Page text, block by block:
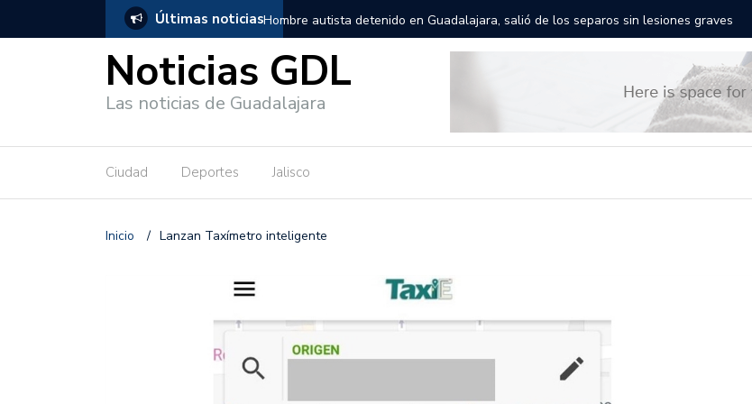
Últimas noticias
salió de los separos sin lesiones graves Títeres gigantes recorrerán las calles de Guadalajara: aparta la fecha
Noticias GDL
Las noticias de Guadalajara
Ciudad Deportes Jalisco
Inicio / Lanzan Taxímetro inteligente